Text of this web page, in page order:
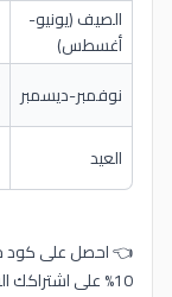
الصيف (يونيو-
أغسطس)
نوفمبر-ديسمبر
العيد
10% على اشتراكك السنوي في بي إن سبورتس والقنوات المباشرة.